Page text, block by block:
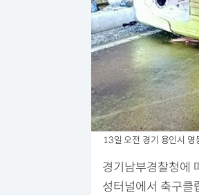
13일 오전 경기 용인시 영
경기남부경찰청에
성터널에서 축구클